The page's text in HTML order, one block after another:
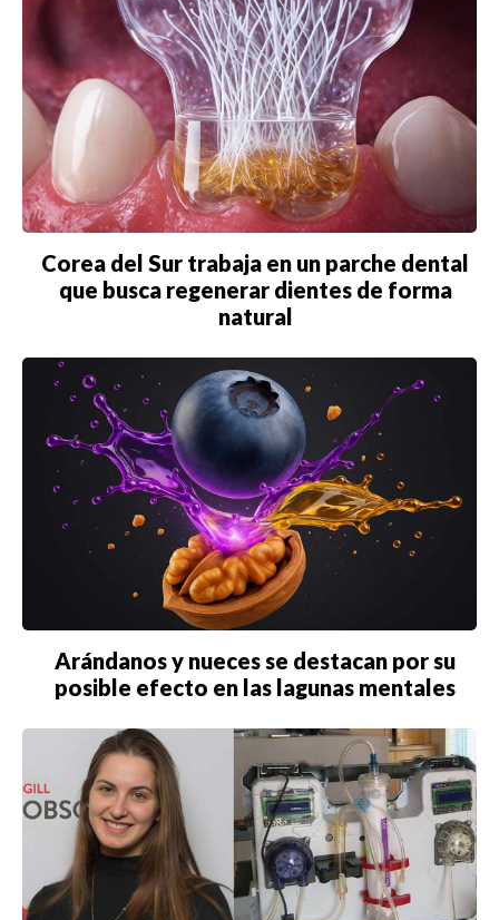
Corea del Sur trabaja en un parche dental
que busca regenerar dientes de forma
natural
Arándanos y nueces se destacan por su
posible efecto en las lagunas mentales